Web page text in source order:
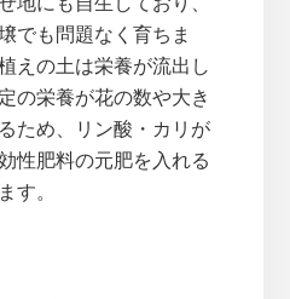
でも問題なく育ちま
えの土は栄養が流出し
の栄養が花の数や大き
ため、リン酸・カリが
性肥料の元肥を入れる
す。